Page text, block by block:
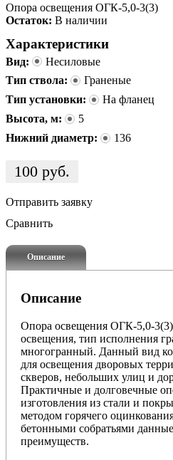
Опора освещения ОГК-5,0-3(3)
Остаток: В наличии
Характеристики
Вид:
Несиловые
Тип ствола:
Граненые
Тип установки:
На фланец
Высота, м:
5
Нижний диаметр:
136
100 руб.
Отправить заявку
Сравнить
Описание
Описание
Опора освещения ОГК-5,0-3(3)
освещения, тип исполнения
многогранный. Данный вид
для освещения дворовых
скверов, небольших улиц и
Практичные и долговечные
изготовления из стали и
методом горячего
бетонными собратьями
преимуществ.